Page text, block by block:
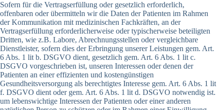
Sofern für die Vertragserfüllung oder gesetzlich erforderlich,
offenbaren oder übermitteln wir die Daten der Patienten im Rahmen
der Kommunikation mit medizinischen Fachkräften, an der
Vertragserfüllung erforderlicherweise oder typischerweise beteiligten
Dritten, wie z.B. Labore, Abrechnungsstellen oder vergleichbare
Dienstleister, sofern dies der Erbringung unserer Leistungen gem. Art.
6 Abs. 1 lit b. DSGVO dient, gesetzlich gem. Art. 6 Abs. 1 lit c.
DSGVO vorgeschrieben ist, unseren Interessen oder denen der
Patienten an einer effizienten und kostengünstigen
Gesundheitsversorgung als berechtigtes Interesse gem. Art. 6 Abs. 1 lit
f. DSGVO dient oder gem. Art. 6 Abs. 1 lit d. DSGVO notwendig ist.
um lebenswichtige Interessen der Patienten oder einer anderen